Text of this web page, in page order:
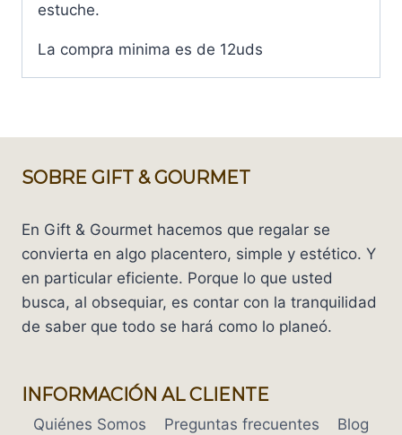
estuche.
La compra minima es de 12uds
SOBRE GIFT & GOURMET
En Gift & Gourmet hacemos que regalar se
convierta en algo placentero, simple y estético. Y
en particular eficiente. Porque lo que usted
busca, al obsequiar, es contar con la tranquilidad
de saber que todo se hará como lo planeó.
INFORMACIÓN AL CLIENTE
Quiénes Somos Preguntas frecuentes
Blog